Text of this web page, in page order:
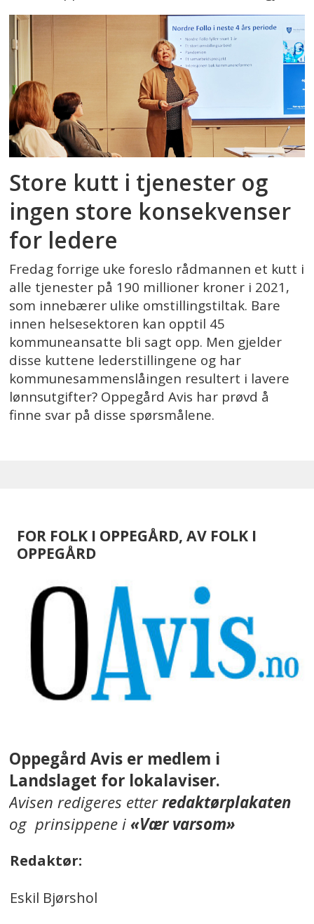
Store kutt i tjenester og
ingen store konsekvenser
for ledere
Fredag forrige uke foreslo rådmannen et kutt i
alle tjenester på 190 millioner kroner i 2021,
som innebærer ulike omstillingstiltak. Bare
innen helsesektoren kan opptil 45
kommuneansatte bli sagt opp. Men gjelder
disse kuttene lederstillingene og har
kommunesammenslåingen resultert i lavere
lønnsutgifter? Oppegård Avis har prøvd å
finne svar på disse spørsmålene.
FOR FOLK I OPPEGÅRD, AV FOLK I
OPPEGÅRD
Oppegård Avis er medlem i
Landslaget for lokalaviser.
Avisen redigeres etterredaktørplakaten
og prinsippene i«Vær varsom»
Redaktør:
Eskil Bjørshol